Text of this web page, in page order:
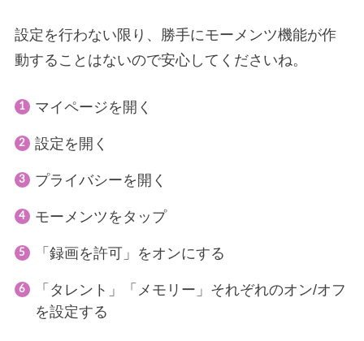
設定を行わない限り、勝手にモーメンツ機能が作
動することはないので安心してくださいね。
マイページを開く
設定を開く
プライバシーを開く
モーメンツをタップ
「録画を許可」をオンにする
「タレント」「メモリー」それぞれのオン/オフ
を設定する